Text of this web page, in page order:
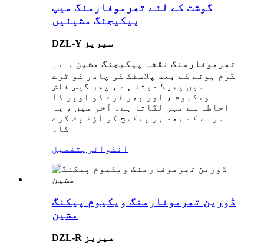
گوشت کے لئے تھرموفارمنگ میپ
پیکیجنگ مشینیں
DZL-Y سیریز
تھرموفارمنگ نقشہ پیکیجنگ مشین ， یہ
گرم ہونے کے بعد پلاسٹک کی چادر کو ٹرے
میں پھیلا دیتا ہے ، پھر گیس فلش
ویکیوم ، اور پھر ٹرے کو اوپر کا
احاطہ سے مہر لگاتا ہے۔ آخر میں ، یہ
مرنے کے بعد ہر پیکیج کو آؤٹ پٹ کرے
گا۔
انکوائری تفصیل
ڈورین تھرموفارمنگ ویکیوم پیکنگ
مشین
DZL-R سیریز